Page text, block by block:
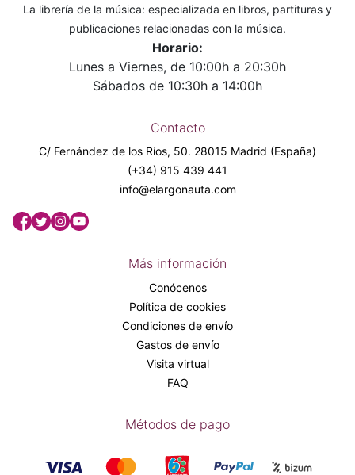
La librería de la música: especializada en libros, partituras y
publicaciones relacionadas con la música.
Horario:
Lunes a Viernes, de 10:00h a 20:30h
Sábados de 10:30h a 14:00h
Contacto
C/ Fernández de los Ríos, 50. 28015 Madrid (España)
(+34) 915 439 441
info@elargonauta.com
Más información
Conócenos
Política de cookies
Condiciones de envío
Gastos de envío
Visita virtual
FAQ
Métodos de pago